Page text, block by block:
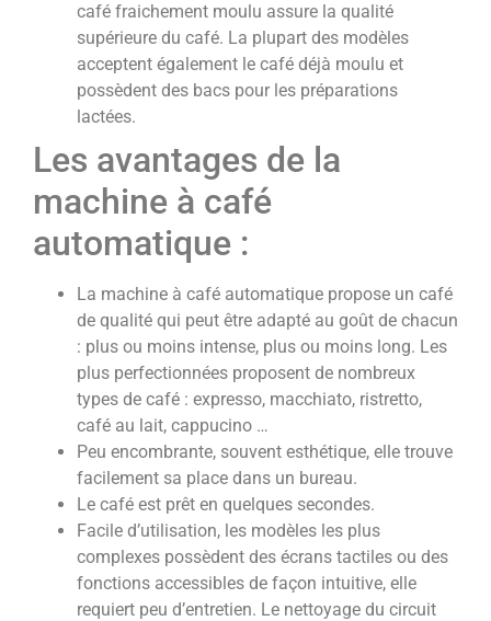
café fraichement moulu assure la qualité
supérieure du café. La plupart des modèles
acceptent également le café déjà moulu et
possèdent des bacs pour les préparations
lactées.
Les avantages de la
machine à café
automatique :
La machine à café automatique propose un café
de qualité qui peut être adapté au goût de chacun
: plus ou moins intense, plus ou moins long. Les
plus perfectionnées proposent de nombreux
types de café : expresso, macchiato, ristretto,
café au lait, cappucino …
Peu encombrante, souvent esthétique, elle trouve
facilement sa place dans un bureau.
Le café est prêt en quelques secondes.
Facile d’utilisation, les modèles les plus
complexes possèdent des écrans tactiles ou des
fonctions accessibles de façon intuitive, elle
requiert peu d’entretien. Le nettoyage du circuit